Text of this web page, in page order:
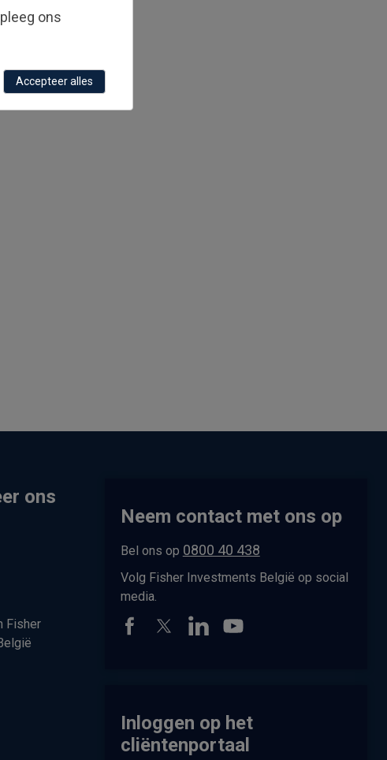
ons
Fisher
Neem contact met ons op
Bel ons op 0800 40 438
Volg Fisher Investments België op social
media.
Inloggen op het
cliëntenportaal
ons
Accepteer alles